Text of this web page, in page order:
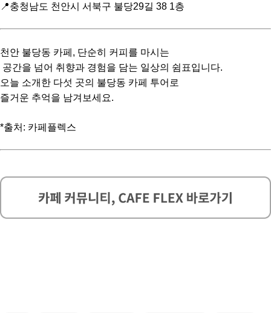
📍충청남도 천안시 서북구 불당29길 38 1층
천안 불당동 카페, 단순히 커피를 마시는
공간을 넘어 취향과 경험을 담는 일상의 쉼표입니다.
오늘 소개한 다섯 곳의 불당동 카페 투어로
즐거운 추억을 남겨보세요.
*출처: 카페플렉스